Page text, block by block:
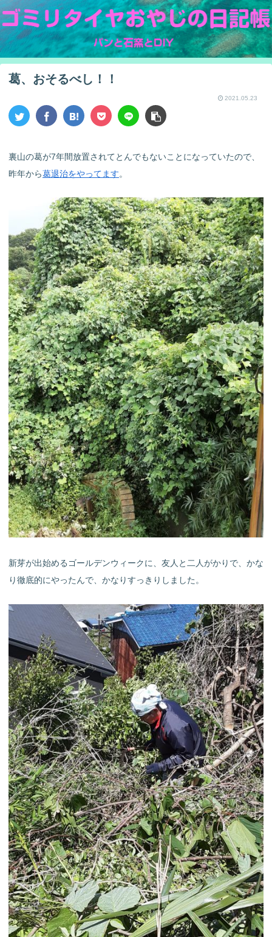
葛、おそるべし！！
2021.05.23
裏山の葛が7年間放置されてとんでもないことになっていたので、
昨年から葛退治をやってます。
新芽が出始めるゴールデンウィークに、友人と二人がかりで、かな
り徹底的にやったんで、かなりすっきりしました。